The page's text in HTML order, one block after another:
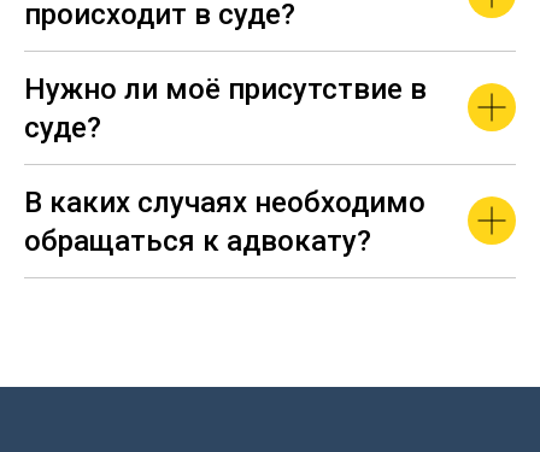
происходит в суде?
Нужно ли моё присутствие в
суде?
В каких случаях необходимо
обращаться к адвокату?